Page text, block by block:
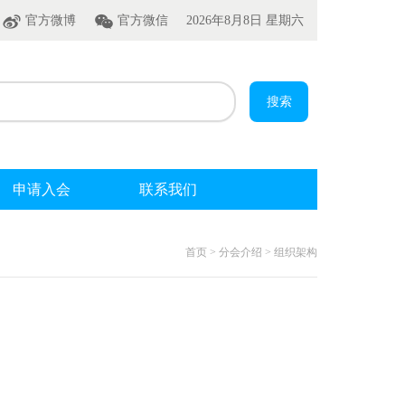
官方微博 官方微信 2026年8月8日 星期六
申请入会 联系我们
首页 > 分会介绍 > 组织架构